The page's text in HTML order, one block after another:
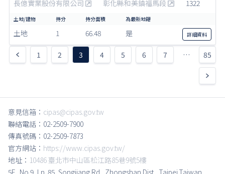
長億實業股份有限公司 彰化縣和美鎮福馬段 1322
土地 1 66.48 是 詳細資料
1 2 3 4 5 6 7 … 85
意見信箱： cipas@cipas.gov.tw
聯絡電話：02-2509-7900
傳真號碼：02-2509-7873
官方網站： https://www.cipas.gov.tw/
地址： 10486 臺北市中山區松江路85巷9號5樓
5F., No.9, Ln. 85, Songjiang Rd., Zhongshan Dist., Taipei,Taiwan,